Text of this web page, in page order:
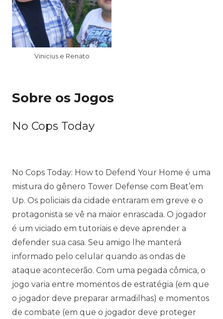
Vinicius e Renato
Sobre os Jogos
No Cops Today
No Cops Today: How to Defend Your Home é uma
mistura do gênero Tower Defense com Beat’em
Up. Os policiais da cidade entraram em greve e o
protagonista se vê na maior enrascada. O jogador
é um viciado em tutoriais e deve aprender a
defender sua casa. Seu amigo lhe manterá
informado pelo celular quando as ondas de
ataque acontecerão. Com uma pegada cômica, o
jogo varia entre momentos de estratégia (em que
o jogador deve preparar armadilhas) e momentos
de combate (em que o jogador deve proteger